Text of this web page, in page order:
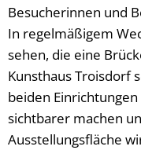
Besucherinnen und
In regelmäßigem
sehen, die eine
Kunsthaus Troisdorf
beiden
sichtbarer machen
Ausstellungsfläche